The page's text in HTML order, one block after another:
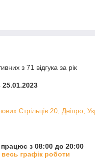
з 71 відгука за рік
Стрільців 20, Дніпро,
працює з 08:00 до 20:00
весь графік роботи